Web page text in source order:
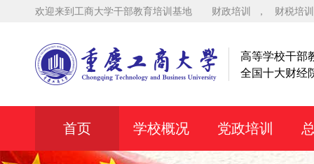
欢迎来到工商大学干部教育培训基地 财政培训 ， 财税培训
高等学校干部
全国十大财经
首页 学校概况 党政培训